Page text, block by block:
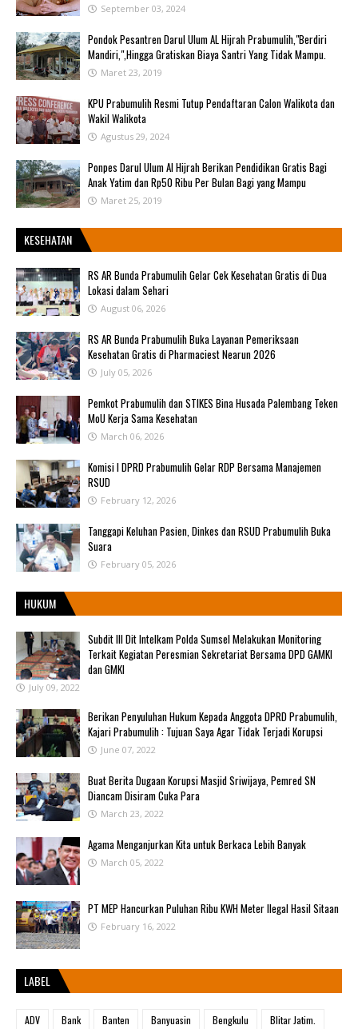
September 03, 2024
Pondok Pesantren Darul Ulum AL Hijrah Prabumulih,"Berdiri
Mandiri,",Hingga Gratiskan Biaya Santri Yang Tidak Mampu.
Maret 23, 2019
KPU Prabumulih Resmi Tutup Pendaftaran Calon Walikota dan
Wakil Walikota
Agustus 29, 2024
Ponpes Darul Ulum Al Hijrah Berikan Pendidikan Gratis Bagi
Anak Yatim dan Rp50 Ribu Per Bulan Bagi yang Mampu
Maret 25, 2019
KESEHATAN
RS AR Bunda Prabumulih Gelar Cek Kesehatan Gratis di Dua
Lokasi dalam Sehari
August 06, 2026
RS AR Bunda Prabumulih Buka Layanan Pemeriksaan
Kesehatan Gratis di Pharmaciest Nearun 2026
July 05, 2026
Pemkot Prabumulih dan STIKES Bina Husada Palembang Teken
MoU Kerja Sama Kesehatan
March 06, 2026
Komisi I DPRD Prabumulih Gelar RDP Bersama Manajemen
RSUD
February 12, 2026
Tanggapi Keluhan Pasien, Dinkes dan RSUD Prabumulih Buka
Suara
February 05, 2026
HUKUM
Subdit III Dit Intelkam Polda Sumsel Melakukan Monitoring
Terkait Kegiatan Peresmian Sekretariat Bersama DPD GAMKI
dan GMKI
July 09, 2022
Berikan Penyuluhan Hukum Kepada Anggota DPRD Prabumulih,
Kajari Prabumulih : Tujuan Saya Agar Tidak Terjadi Korupsi
June 07, 2022
Buat Berita Dugaan Korupsi Masjid Sriwijaya, Pemred SN
Diancam Disiram Cuka Para
March 23, 2022
Agama Menganjurkan Kita untuk Berkaca Lebih Banyak
March 05, 2022
PT MEP Hancurkan Puluhan Ribu KWH Meter Ilegal Hasil Sitaan
February 16, 2022
LABEL
ADV Bank Banten Banyuasin Bengkulu
Blitar Jatim.